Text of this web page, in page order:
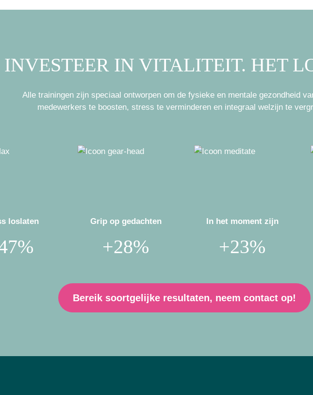
INVESTEER IN VITALITEIT. HET
Alle trainingen zijn speciaal ontworpen om de fysieke en mentale gezondheid
medewerkers te boosten, stress te verminderen en integraal welzijn te
loslaten Grip op gedachten
+28%
In het moment zijn
+23%
Bereik soortgelijke resultaten, neem contact op!